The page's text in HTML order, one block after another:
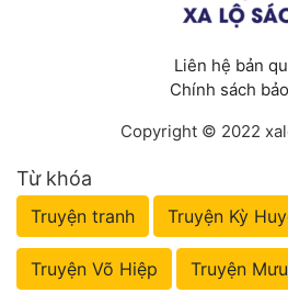
Liên hệ bản
Chính sách
Copyright © 2022
Từ khóa
Truyện tranh Truyện Kỳ
Truyện Võ Hiệp Truyện